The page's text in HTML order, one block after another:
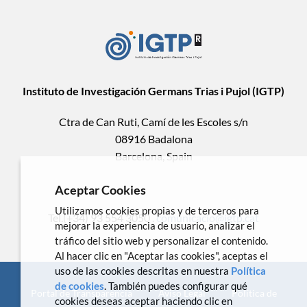
Instituto de Investigación Germans Trias i Pujol (IGTP)
Ctra de Can Ruti, Camí de les Escoles s/n
08916 Badalona
Barcelona, Spain
Tel.(+34) 93 554 3050 .comunicacio@igtp.cat
Portal de Transparencia Aviso Legal
Política de
Aceptar Cookies
Utilizamos cookies propias y de terceros para
mejorar la experiencia de usuario, analizar el
tráfico del sitio web y personalizar el contenido.
Al hacer clic en "Aceptar las cookies", aceptas el
uso de las cookies descritas en nuestra Política
de cookies. También puedes configurar qué
cookies deseas aceptar haciendo clic en